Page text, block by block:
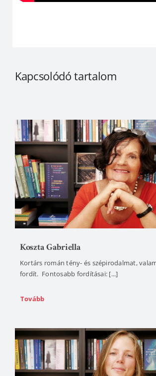
Kapcsolódó tartalom
Koszta Gabriella
Kortárs román tény- és szépirodalmat,
fordít. Fontosabb fordításai: [...]
Tovább